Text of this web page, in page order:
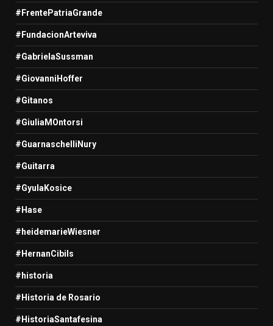
#FrentePatriaGrande
#FundacionArteviva
#GabrielaSussman
#GiovanniHoffer
#Gitanos
#GiuliaMOntorsi
#GuarnaschelliNury
#Guitarra
#GyulaKosice
#Hase
#heidemarieWiesner
#HernanCibils
#historia
#Historia de Rosario
#HistoriaSantafesina